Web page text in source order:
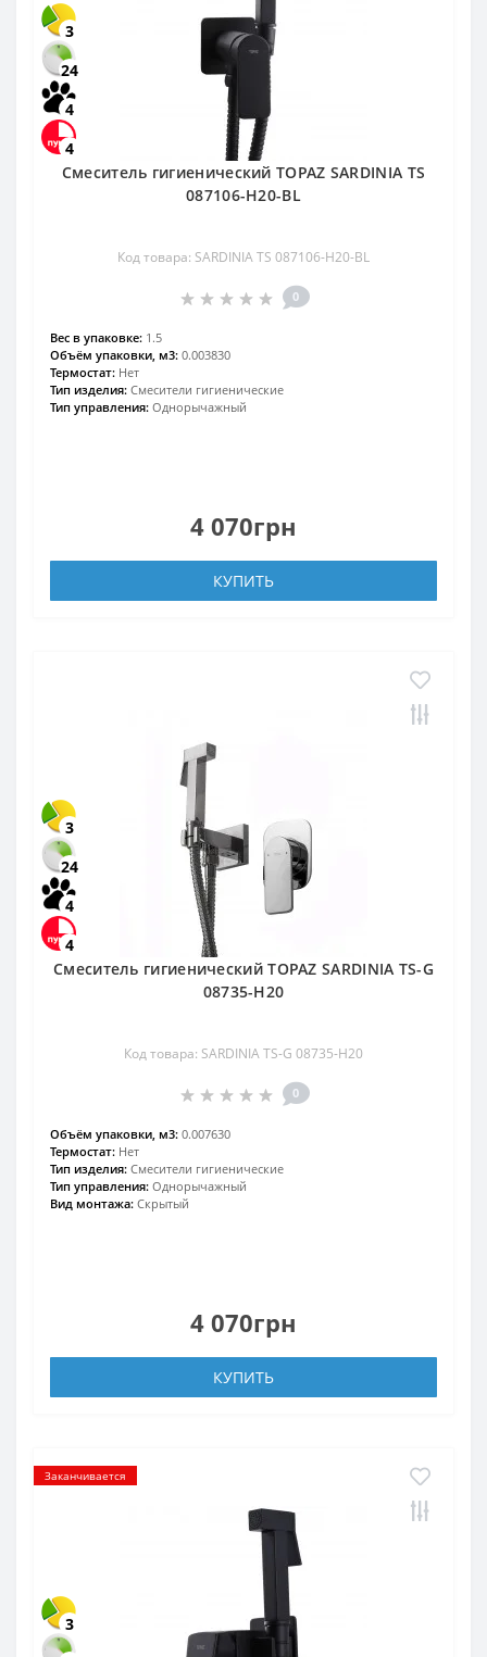
3
24
4
4
Смеситель гигиенический TOPAZ SARDINIA TS
087106-H20-BL
Код товара: SARDINIA TS 087106-H20-BL
0
Вес в упаковке: 1.5
Объём упаковки, м3: 0.003830
Термостат: Нет
Тип изделия: Смесители гигиенические
Тип управления: Однорычажный
4 070грн
КУПИТЬ
3
24
4
4
Смеситель гигиенический TOPAZ SARDINIA TS-G
08735-H20
Код товара: SARDINIA TS-G 08735-H20
0
Объём упаковки, м3: 0.007630
Термостат: Нет
Тип изделия: Смесители гигиенические
Тип управления: Однорычажный
Вид монтажа: Скрытый
4 070грн
КУПИТЬ
Заканчивается
3